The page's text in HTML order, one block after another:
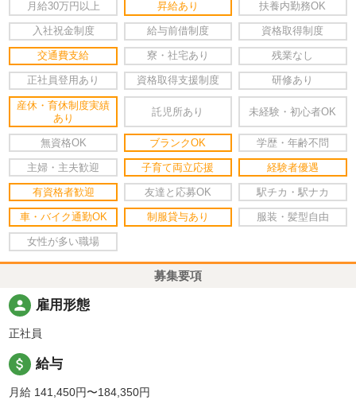
月給30万円以上 昇給あり 扶養内勤務OK
入社祝金制度 給与前借制度 資格取得制度
交通費支給 寮・社宅あり 残業なし
正社員登用あり 資格取得支援制度 研修あり
産休・育休制度実績
あり
託児所あり 未経験・初心者OK
無資格OK ブランクOK 学歴・年齢不問
主婦・主夫歓迎 子育て両立応援 経験者優遇
有資格者歓迎 友達と応募OK 駅チカ・駅ナカ
車・バイク通勤OK 制服貸与あり 服装・髪型自由
女性が多い職場
募集要項
person 雇用形態
正社員
attach_money 給与
月給 141,450円〜184,350円